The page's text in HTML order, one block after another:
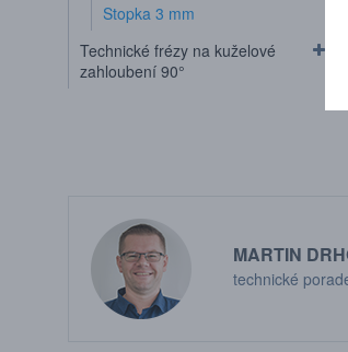
Stopka 3 mm
Technické frézy na kuželové
zahloubení 90°
MARTIN
technické